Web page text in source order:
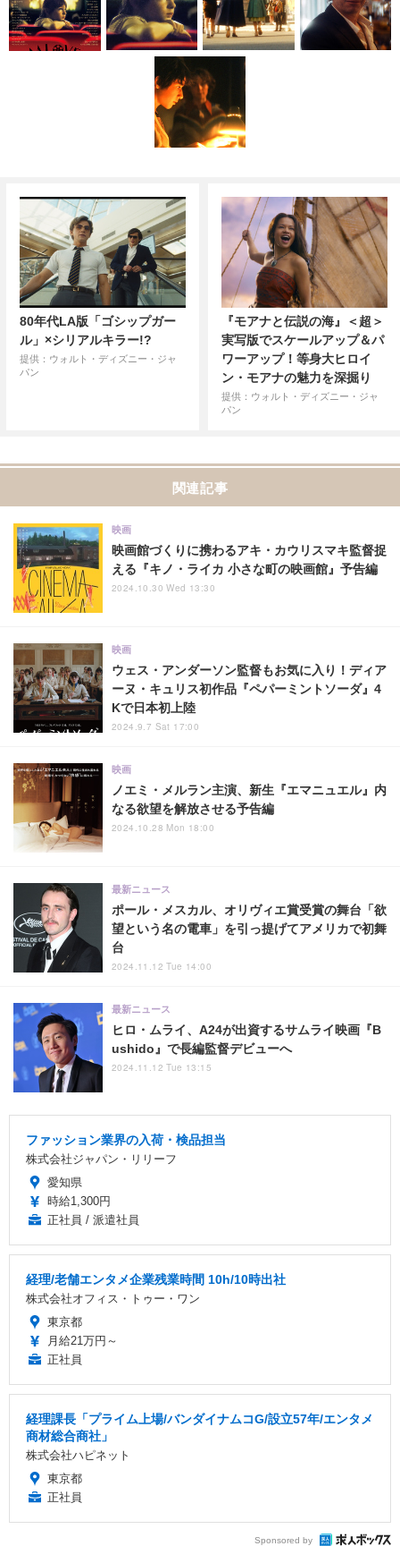
80年代LA版「ゴシップガー
ル」×シリアルキラー!?
提供：ウォルト・ディズニー・ジャ
パン
『モアナと伝説の海』＜超＞
実写版でスケールアップ＆パ
ワーアップ！等身大ヒロイ
ン・モアナの魅力を深掘り
提供：ウォルト・ディズニー・ジャ
パン
関連記事
映画館づくりに携わるアキ・カウリスマキ監督捉
える『キノ・ライカ 小さな町の映画館』予告編
映画
2024.10.30 Wed 13:30
ウェス・アンダーソン監督もお気に入り！ディア
ーヌ・キュリス初作品『ペパーミントソーダ』4
Kで日本初上陸
映画
2024.9.7 Sat 17:00
ノエミ・メルラン主演、新生『エマニュエル』内
なる欲望を解放させる予告編
映画
2024.10.28 Mon 18:00
ポール・メスカル、オリヴィエ賞受賞の舞台「欲
望という名の電車」を引っ提げてアメリカで初舞
台
最新ニュース
2024.11.12 Tue 14:00
ヒロ・ムライ、A24が出資するサムライ映画『B
ushido』で長編監督デビューへ
最新ニュース
2024.11.12 Tue 13:15
ファッション業界の入荷・検品担当
株式会社ジャパン・リリーフ
愛知県
時給1,300円
正社員 / 派遣社員
経理/老舗エンタメ企業残業時間 10h/10時出社
株式会社オフィス・トゥー・ワン
東京都
月給21万円～
正社員
経理課長「プライム上場/バンダイナムコG/設立57年/エンタメ
商材総合商社」
株式会社ハピネット
東京都
正社員
Sponsored by